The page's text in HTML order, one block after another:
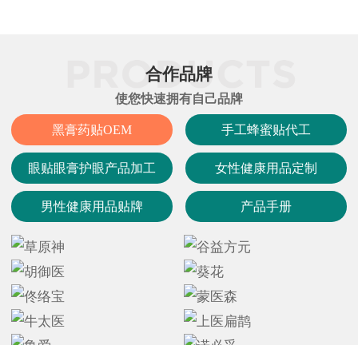
合作品牌
使您快速拥有自己品牌
黑膏药贴OEM 手工蜂蜜贴代工
眼贴眼膏护眼产品加工 女性健康用品定制
男性健康用品贴牌 产品手册